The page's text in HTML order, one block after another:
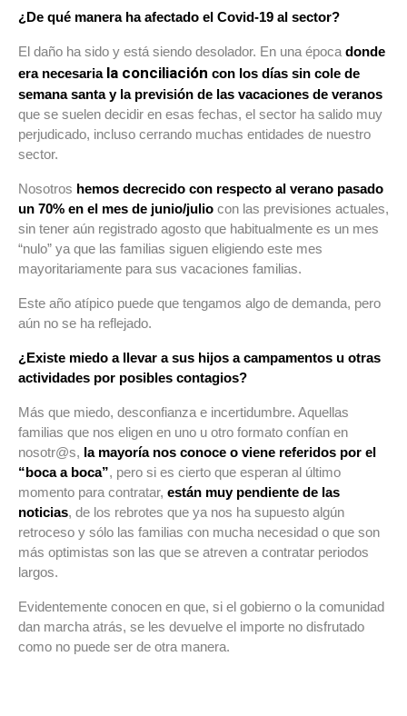
¿De qué manera ha afectado el Covid-19 al sector?
El daño ha sido y está siendo desolador. En una época donde
era necesaria la conciliación con los días sin cole de
semana santa y la previsión de las vacaciones de veranos
que se suelen decidir en esas fechas, el sector ha salido muy
perjudicado, incluso cerrando muchas entidades de nuestro
sector.
Nosotros hemos decrecido con respecto al verano pasado
un 70% en el mes de junio/julio con las previsiones actuales,
sin tener aún registrado agosto que habitualmente es un mes
“nulo” ya que las familias siguen eligiendo este mes
mayoritariamente para sus vacaciones familias.
Este año atípico puede que tengamos algo de demanda, pero
aún no se ha reflejado.
¿Existe miedo a llevar a sus hijos a campamentos u otras
actividades por posibles contagios?
Más que miedo, desconfianza e incertidumbre. Aquellas
familias que nos eligen en uno u otro formato confían en
nosotr@s, la mayoría nos conoce o viene referidos por el
“boca a boca”, pero si es cierto que esperan al último
momento para contratar, están muy pendiente de las
noticias, de los rebrotes que ya nos ha supuesto algún
retroceso y sólo las familias con mucha necesidad o que son
más optimistas son las que se atreven a contratar periodos
largos.
Evidentemente conocen en que, si el gobierno o la comunidad
dan marcha atrás, se les devuelve el importe no disfrutado
como no puede ser de otra manera.